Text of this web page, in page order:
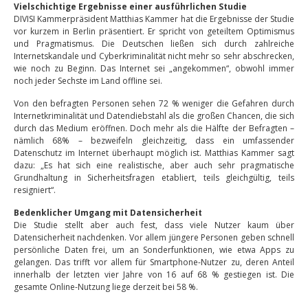
Vielschichtige Ergebnisse einer ausführlichen Studie
DIVISI Kammerpräsident Matthias Kammer hat die Ergebnisse der Studie
vor kurzem in Berlin präsentiert. Er spricht von geteiltem Optimismus
und Pragmatismus. Die Deutschen ließen sich durch zahlreiche
Internetskandale und Cyberkriminalität nicht mehr so sehr abschrecken,
wie noch zu Beginn. Das Internet sei „angekommen“, obwohl immer
noch jeder Sechste im Land offline sei.
Von den befragten Personen sehen 72 % weniger die Gefahren durch
Internetkriminalität und Datendiebstahl als die großen Chancen, die sich
durch das Medium eröffnen. Doch mehr als die Hälfte der Befragten –
nämlich 68% – bezweifeln gleichzeitig, dass ein umfassender
Datenschutz im Internet überhaupt möglich ist. Matthias Kammer sagt
dazu: „Es hat sich eine realistische, aber auch sehr pragmatische
Grundhaltung in Sicherheitsfragen etabliert, teils gleichgültig, teils
resigniert“.
Bedenklicher Umgang mit Datensicherheit
Die Studie stellt aber auch fest, dass viele Nutzer kaum über
Datensicherheit nachdenken. Vor allem jüngere Personen geben schnell
persönliche Daten frei, um an Sonderfunktionen, wie etwa Apps zu
gelangen. Das trifft vor allem für Smartphone-Nutzer zu, deren Anteil
innerhalb der letzten vier Jahre von 16 auf 68 % gestiegen ist. Die
gesamte Online-Nutzung liege derzeit bei 58 %.